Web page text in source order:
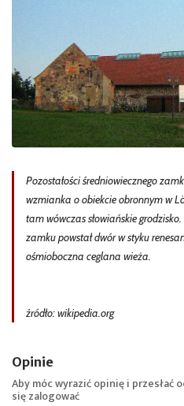
Pozostałości średniowiecznego
wzmianka o obiekcie obronnym w
tam wówczas słowiańskie
zamku powstał dwór w styku
ośmioboczna ceglana wieża.
źródło: wikipedia.org
Opinie
Aby móc wyrazić opinię i przesłać
sięzalogować